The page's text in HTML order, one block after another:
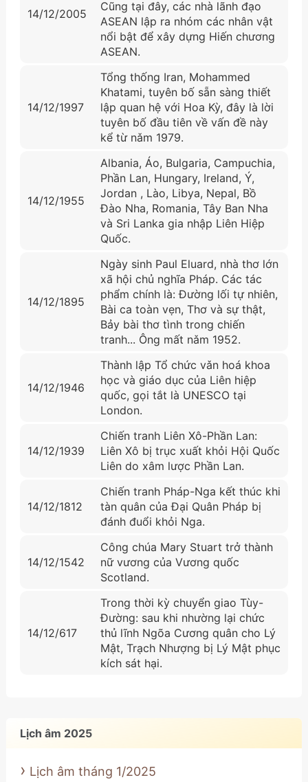
14/12/2005
Cũng tại đây, các nhà lãnh đạo
ASEAN lập ra nhóm các nhân vật
nổi bật để xây dựng Hiến chương
ASEAN.
14/12/1997
Tổng thống Iran, Mohammed
Khatami, tuyên bố sẵn sàng thiết
lập quan hệ với Hoa Kỳ, đây là lời
tuyên bố đầu tiên về vấn đề này
kể từ nǎm 1979.
14/12/1955
Albania, Áo, Bulgaria, Campuchia,
Phần Lan, Hungary, Ireland, Ý,
Jordan , Lào, Libya, Nepal, Bồ
Đào Nha, Romania, Tây Ban Nha
và Sri Lanka gia nhập Liên Hiệp
Quốc.
14/12/1895
Ngày sinh Paul Eluard, nhà thơ lớn
xã hội chủ nghĩa Pháp. Các tác
phẩm chính là: Đường lối tự nhiên,
Bài ca toàn vẹn, Thơ và sự thật,
Bảy bài thơ tình trong chiến
tranh... Ông mất nǎm 1952.
14/12/1946
Thành lập Tổ chức vǎn hoá khoa
học và giáo dục của Liên hiệp
quốc, gọi tắt là UNESCO tại
London.
14/12/1939
Chiến tranh Liên Xô-Phần Lan:
Liên Xô bị trục xuất khỏi Hội Quốc
Liên do xâm lược Phần Lan.
14/12/1812
Chiến tranh Pháp-Nga kết thúc khi
tàn quân của Đại Quân Pháp bị
đánh đuổi khỏi Nga.
14/12/1542
Công chúa Mary Stuart trở thành
nữ vương của Vương quốc
Scotland.
14/12/617
Trong thời kỳ chuyển giao Tùy-
Đường: sau khi nhường lại chức
thủ lĩnh Ngõa Cương quân cho Lý
Mật, Trạch Nhượng bị Lý Mật phục
kích sát hại.
Lịch âm 2025
Lịch âm tháng 1/2025